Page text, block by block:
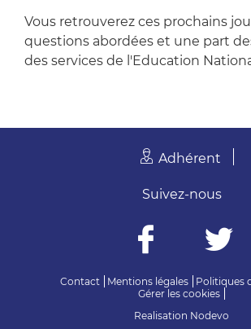
Vous retrouverez ces prochains
questions abordées et une part
des services de l'Education
Adhérent
Contact Mentions légales
Politiques
Gérer les cookies
Realisation Nodevo
Suivez-nous